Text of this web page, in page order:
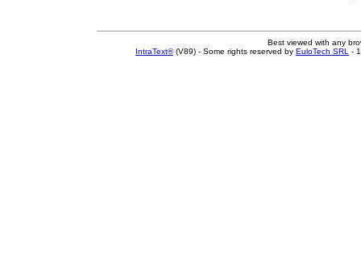
Best viewed with any
IntraText®(V89) - Some rights reserved by EuloTech SRL -